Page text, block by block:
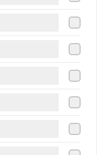
-30%